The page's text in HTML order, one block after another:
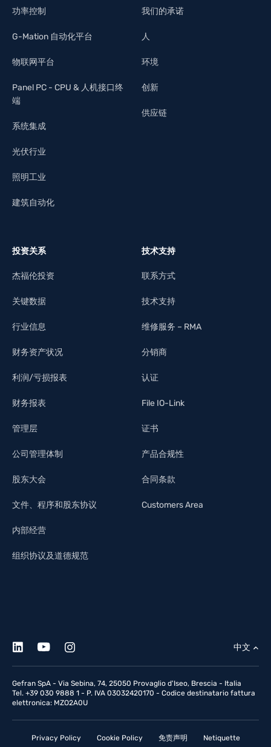
功率控制
G-Mation 自动化平台
物联网平台
Panel PC - CPU & 人机接口终
端
系统集成
光伏行业
照明工业
建筑自动化
我们的承诺
人
环境
创新
供应链
投资关系
杰福伦投资
关键数据
行业信息
财务资产状况
利润/亏损报表
财务报表
管理层
公司管理体制
股东大会
文件、程序和股东协议
内部经营
组织协议及道德规范
技术支持
联系方式
技术支持
维修服务 – RMA
分销商
认证
File IO-Link
证书
产品合规性
合同条款
Customers Area
Gefran SpA - Via Sebina, 74, 25050 Provaglio d'Iseo, Brescia - Italia
Tel. +39 030 9888 1 - P. IVA 03032420170 - Codice destinatario fattura
elettronica: MZO2A0U
中文
Privacy Policy Cookie Policy 免责声明 Netiquette